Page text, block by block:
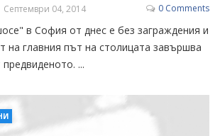
Септември 04, 2014 0 Comments
в София от днес e без заграждения и
на главния път на столицата завършва
...